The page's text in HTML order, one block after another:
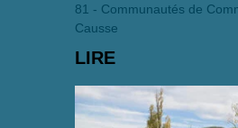
81 - Communautés de
Causse
LIRE